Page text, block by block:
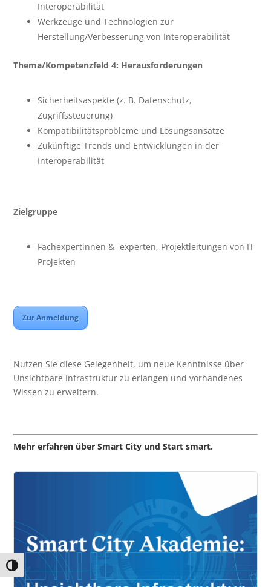
Umschalten auf hohe Kontraste
Interoperabilität
Werkzeuge und Technologien zur
Herstellung/Verbesserung von Interoperabilität
Thema/Kompetenzfeld 4: Herausforderungen
Sicherheitsaspekte (z. B. Datenschutz,
Zugriffssteuerung)
Kompatibilitätsprobleme und Lösungsansätze
Zukünftige Trends und Entwicklungen in der
Interoperabilität
Zielgruppe
Fachexpertinnen & -experten, Projektleitungen von IT-
Projekten
Zur Anmeldung
Nutzen Sie diese Gelegenheit, um neue Kenntnisse über
Unsichtbare Infrastruktur zu erlangen und vorhandenes
Wissen zu erweitern.
Mehr erfahren über Smart City und Start smart.